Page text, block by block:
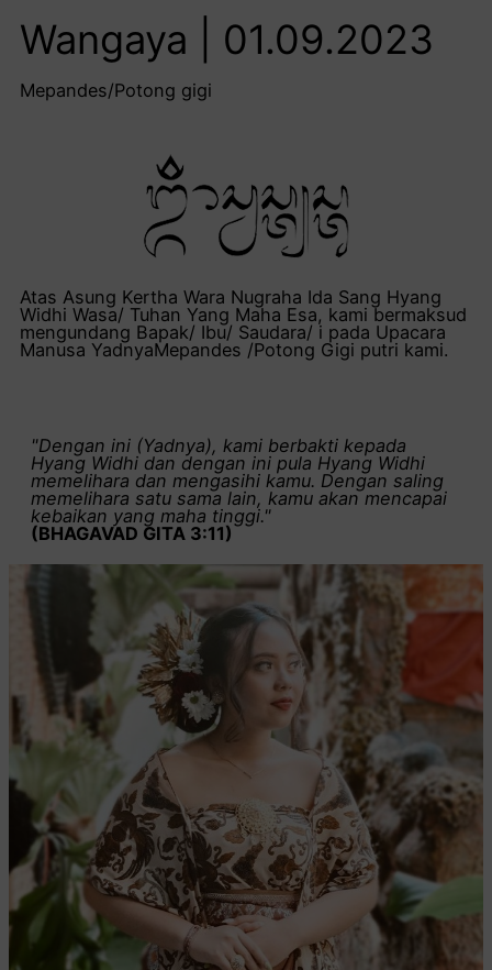
Wangaya | 01.09.2023
Mepandes/Potong gigi
Atas Asung Kertha Wara Nugraha Ida Sang Hyang
Widhi Wasa/ Tuhan Yang Maha Esa, kami bermaksud
mengundang Bapak/ Ibu/ Saudara/ i pada Upacara
Manusa YadnyaMepandes /Potong Gigi putri kami.
"Dengan ini (Yadnya), kami berbakti kepada
Hyang Widhi dan dengan ini pula Hyang Widhi
memelihara dan mengasihi kamu. Dengan saling
memelihara satu sama lain, kamu akan mencapai
kebaikan yang maha tinggi."
(BHAGAVAD GITA 3:11)